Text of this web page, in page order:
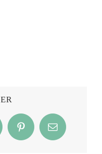
PinterestEmail